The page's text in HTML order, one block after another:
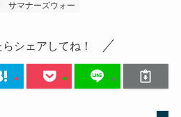
サマナーズウォー
シェアしてね！